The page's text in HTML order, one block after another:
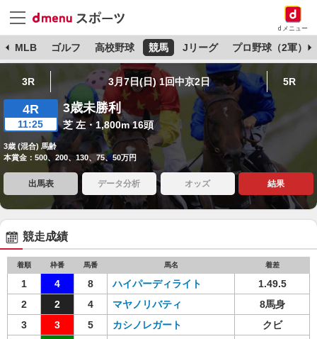
dメニュー
MLB ゴルフ 高校野球 競馬 Jリーグ プロ野球（2軍）
3R 3月7日(日) 1回中京2日 5R
4R
11:25
3歳未勝利
芝 左・1,800m 16頭
3歳 (混合) 馬齢
本賞金：500、200、130、75、50万円
出馬表 データ分析 オッズ 結果
競走成績
着順 枠番 馬番 馬名 着差
1 4 8 ハイパーディライト
1.49.5
2
2 4 マヤノリバティ
8馬身
3
3 5 カシノレガート
クビ